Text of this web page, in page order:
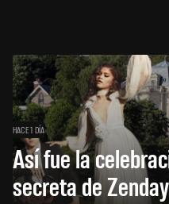
HACE 1 DÍA
Así fue la
secreta de